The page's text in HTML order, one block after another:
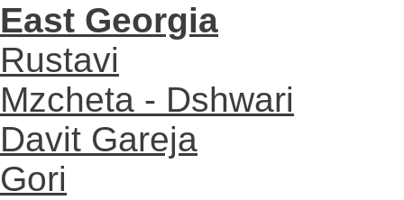
East Georgia
Rustavi
Mzcheta - Dshwari
Davit Gareja
Gori